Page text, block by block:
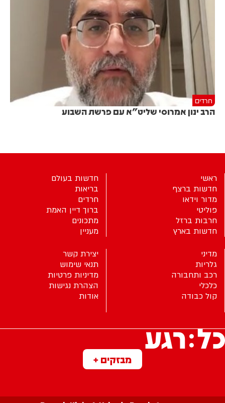
חרדים
הרב ינון אמרוסי שליט"א עם פרשת השבוע
מבזקים +
ראשי
חדשות ברצף
מדור וידאו
פוליטי
חרבות ברזל
חדשות בארץ
חדשות בעולם
בריאות
חרדים
ברוך דיין האמת
מתכונים
מעניין
מדיני
גלריות
רכב ותחבורה
כלכלי
קול כבודה
יצירת קשר
תנאי שימוש
מדיניות פרטיות
הצהרת נגישות
אודות